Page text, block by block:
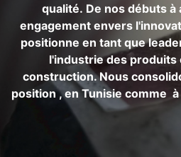
qualité. De nos débuts
engagement envers
positionne en tant que
l'industrie des produits
construction. Nous
position , en Tunisie comme